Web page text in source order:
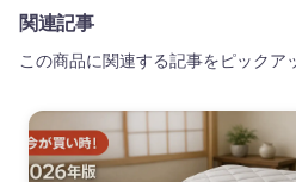
関連記事
この商品に関連する記事をピックア